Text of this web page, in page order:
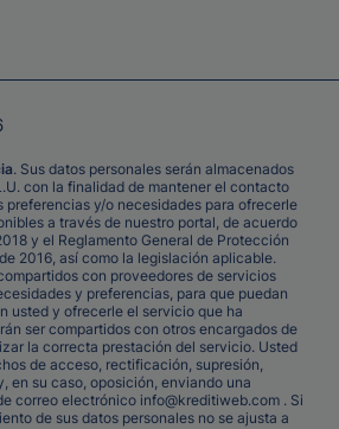
. Sus datos personales serán almacenados
con la finalidad de mantener el contacto
preferencias y/o necesidades para ofrecerle
a través de nuestro portal, de acuerdo
y el Reglamento General de Protección
2016, así como la legislación aplicable.
con proveedores de servicios
y preferencias, para que puedan
usted y ofrecerle el servicio que ha
ser compartidos con otros encargados de
la correcta prestación del servicio. Usted
de acceso, rectificación, supresión,
en su caso, oposición, enviando una
correo electrónico info@kreditiweb.com . Si
de sus datos personales no se ajusta a